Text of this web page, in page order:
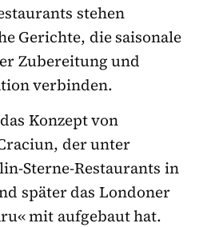
stehen
Gerichte, die saisonale
Zubereitung und
verbinden.
Konzept von
der unter
Sterne-Restaurants in
später das Londoner
mit aufgebaut hat.